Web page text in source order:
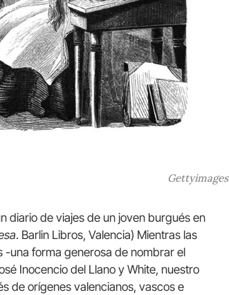
Gettyimages
diario de viajes de un joven burgués en
. Barlin Libros, Valencia) Mientras las
-una forma generosa de nombrar el
Inocencio del Llano y White, nuestro
de orígenes valencianos, vascos e